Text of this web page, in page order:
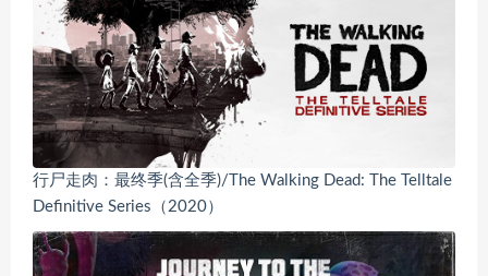
行尸走肉：最终季(含全季)/The Walking Dead: The Telltale
Definitive Series（2020）